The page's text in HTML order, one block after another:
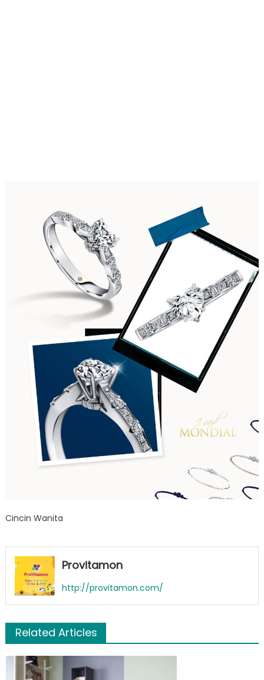
Cincin Wanita
Provitamon
http://provitamon.com/
Related Articles